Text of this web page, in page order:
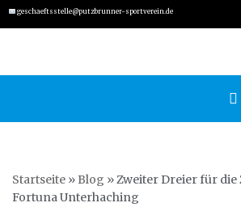
springen
geschaeftsstelle@putzbrunner-sportverein.de
Startseite » Blog »Zweiter Dreier für die
Fortuna Unterhaching